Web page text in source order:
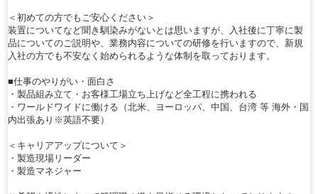
＜初めての方でもご安心ください＞
装置についてなど聞き馴染みがないとは思いますが、入社後に丁寧に製
品についてのご説明や、業務内容についての研修を行いますので、新規
入社の方でも不安なく始められるような体制を取っております。
■仕事のやりがい・面白さ
・製品組み立て・お客様工場立ち上げなど全工程に携われる
・ワールドワイドに働ける（北米、ヨーロッパ、中国、台湾 等 海外・国
内出張あり※英語不要）
＜キャリアアップについて＞
・製造現場リーダー
・製造マネジャー